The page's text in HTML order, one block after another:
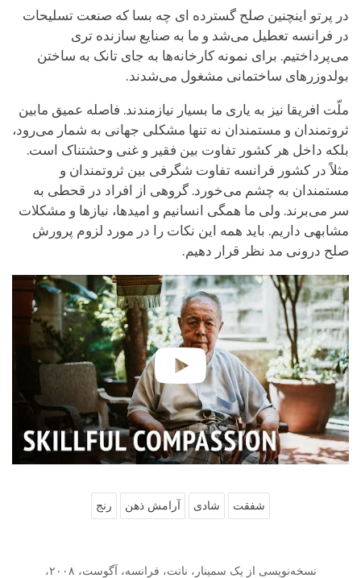
در پرتو اینچنین صلح گسترده ای چه بسا که صنعت تسلیحات
در فرانسه تعطیل می‌شد و ما به صنایع سازنده تری
می‌پرداختیم. برای نمونه کارخانه‌ها به جای تانک به ساختن
بولدوزرهای ساختمانی مشغول می‌شدند.
ملّت افریقا نیز به یاری ما بسیار نیازمندند. فاصله عمیق مابین
ثروتمندان و مستمندان نه تنها مشکلی جهانی به شمار می‌رود،
بلکه داخل هر کشور تفاوت بین فقیر و غنی وحشتناک است.
مثلاً در کشور فرانسه تفاوت شگرفی بین ثروتمندان و
مستمندان به چشم می‌خورد. گروهی از افراد در قحطی به
سر می‌برند. ولی ما همگی انسانیم و امیدها، نیازها و مشکلات
مشابهی داریم. باید همه این نکات را در مورد لزوم پرورش
صلح درونی مد نظر قرار دهیم.
شفقت شادی آرامش ذهن رنج
نسخه‌نویسی از یک سمینار، نانت، فرانسه، آگوست، ۲۰۰۸،